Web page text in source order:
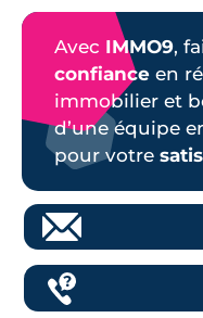
Avec IMMO9,
confiance en
immobilier et
d’une équipe
pour votre